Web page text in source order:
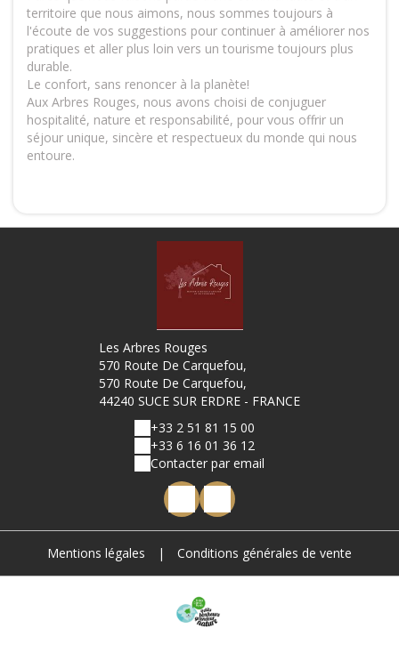
territoire que nous aimons, nous sommes toujours à
l'écoute de vos suggestions pour continuer à améliorer nos
pratiques et aller plus loin vers un tourisme toujours plus
durable.
Le confort, sans renoncer à la planète!
Aux Arbres Rouges, nous avons choisi de conjuguer
hospitalité, nature et responsabilité, pour vous offrir un
séjour unique, sincère et respectueux du monde qui nous
entoure.
Les Arbres Rouges
570 Route De Carquefou,
570 Route De Carquefou,
44240 SUCE SUR ERDRE - FRANCE
+33 2 51 81 15 00
+33 6 16 01 36 12
Contacter par email
Mentions légales | Conditions générales de vente